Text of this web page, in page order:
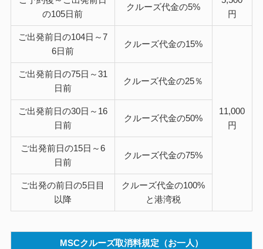
の105日前
クルーズ代金の5%
円
ご出発前日の104日～7
6日前
クルーズ代金の15%
11,000
円
ご出発前日の75日～31
日前
クルーズ代金の25％
ご出発前日の30日～16
日前
クルーズ代金の50%
ご出発前日の15日～6
日前
クルーズ代金の75%
ご出発の前日の5日目
以降
クルーズ代金の100%
と港湾税
MSCクルーズ取消料規定（お一人）